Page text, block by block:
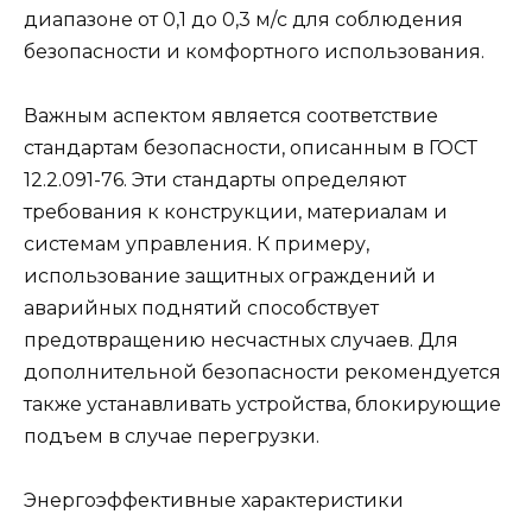
диапазоне от 0,1 до 0,3 м/с для соблюдения
безопасности и комфортного использования.
Важным аспектом является соответствие
стандартам безопасности, описанным в ГОСТ
12.2.091-76. Эти стандарты определяют
требования к конструкции, материалам и
системам управления. К примеру,
использование защитных ограждений и
аварийных поднятий способствует
предотвращению несчастных случаев. Для
дополнительной безопасности рекомендуется
также устанавливать устройства, блокирующие
подъем в случае перегрузки.
Энергоэффективные характеристики